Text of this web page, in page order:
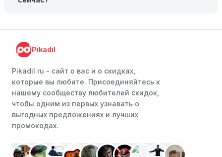
или Instagram. Ритейлеры часто делятся со своими
Программы лояльности:
программам лояльности, предлагаемым интернет-
преимуществами, как скидки только для участников,
ранний доступ к распродажам или эксклюзивным
акциям.
Особые скидки:Если вы соответствуете этим
критериям, проверьте, предоставляет ли Pizza
ветеранов или пенсионеров.
Pikadil
Pikadil.ru - cайт о вас и о скидках,
которые вы любите. Присоединяйтесь к
нашему сообществу любителей скидок,
чтобы одним из первых узнавать о
выгодных предложениях и лучших
промокодах.